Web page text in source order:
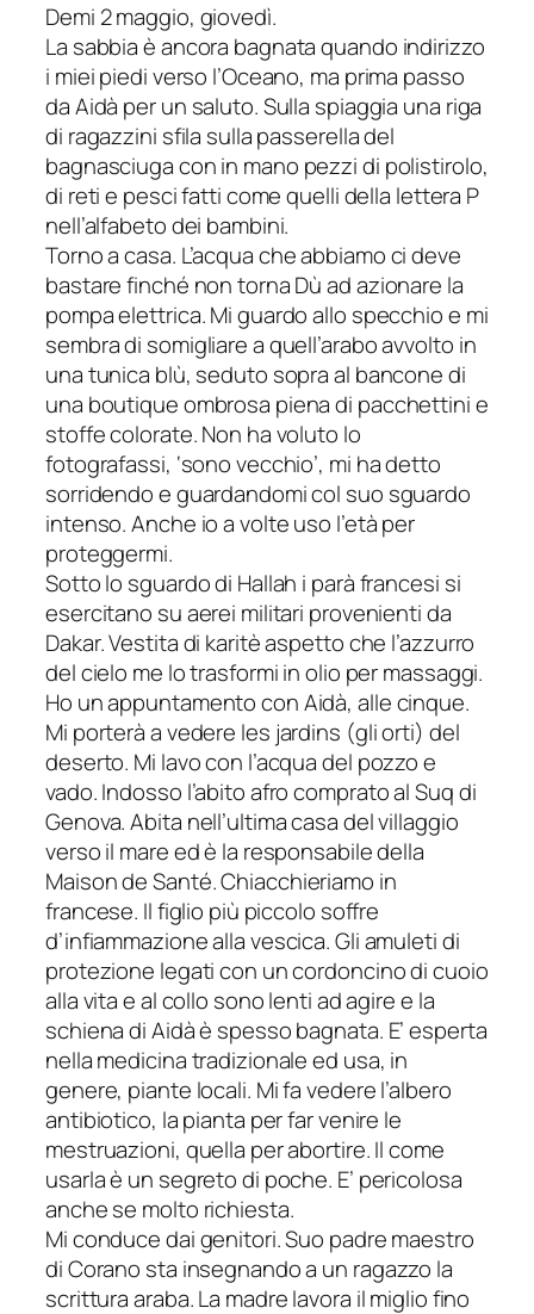
Demi 2 maggio, giovedì.
La sabbia è ancora bagnata quando indirizzo
i miei piedi verso l’Oceano, ma prima passo
da Aidà per un saluto. Sulla spiaggia una riga
di ragazzini sfila sulla passerella del
bagnasciuga con in mano pezzi di polistirolo,
di reti e pesci fatti come quelli della lettera P
nell’alfabeto dei bambini.
Torno a casa. L’acqua che abbiamo ci deve
bastare finché non torna Dù ad azionare la
pompa elettrica. Mi guardo allo specchio e mi
sembra di somigliare a quell’arabo avvolto in
una tunica blù, seduto sopra al bancone di
una boutique ombrosa piena di pacchettini e
stoffe colorate. Non ha voluto lo
fotografassi, ‘sono vecchio’, mi ha detto
sorridendo e guardandomi col suo sguardo
intenso. Anche io a volte uso l’età per
proteggermi.
Sotto lo sguardo di Hallah i parà francesi si
esercitano su aerei militari provenienti da
Dakar. Vestita di karitè aspetto che l’azzurro
del cielo me lo trasformi in olio per massaggi.
Ho un appuntamento con Aidà, alle cinque.
Mi porterà a vedere les jardins (gli orti) del
deserto. Mi lavo con l’acqua del pozzo e
vado. Indosso l’abito afro comprato al Suq di
Genova. Abita nell’ultima casa del villaggio
verso il mare ed è la responsabile della
Maison de Santé. Chiacchieriamo in
francese. Il figlio più piccolo soffre
d’infiammazione alla vescica. Gli amuleti di
protezione legati con un cordoncino di cuoio
alla vita e al collo sono lenti ad agire e la
schiena di Aidà è spesso bagnata. E’ esperta
nella medicina tradizionale ed usa, in
genere, piante locali. Mi fa vedere l’albero
antibiotico, la pianta per far venire le
mestruazioni, quella per abortire. Il come
usarla è un segreto di poche. E’ pericolosa
anche se molto richiesta.
Mi conduce dai genitori. Suo padre maestro
di Corano sta insegnando a un ragazzo la
scrittura araba. La madre lavora il miglio fino